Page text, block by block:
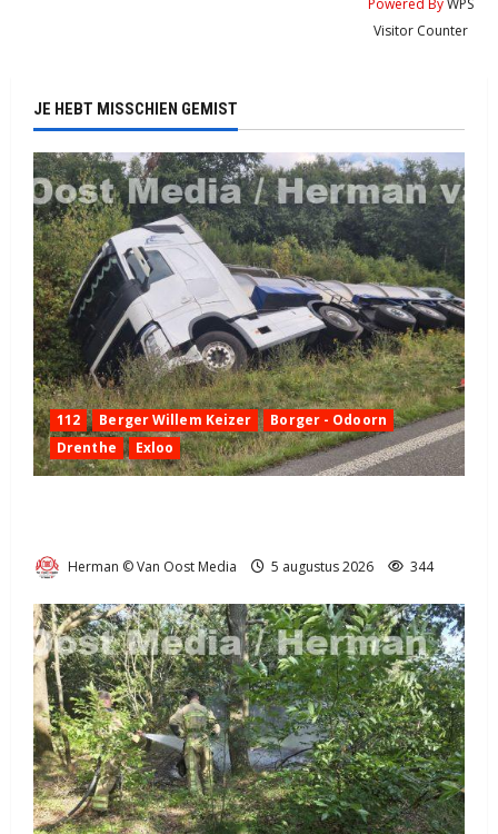
Powered ByWPS
Visitor Counter
JE HEBT MISSCHIEN GEMIST
112 Berger Willem Keizer
Borger - Odoorn
Drenthe
Exloo
Herman © Van Oost Media 5 augustus 2026 344